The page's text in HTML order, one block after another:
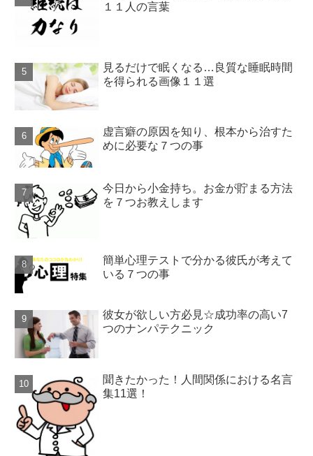
１１人の言葉
見るだけで眠くなる…良質な睡眠時間
を得られる画像１１選
虚言癖の原因を知り、根本から治すた
めに必要な７つの事
今日から小金持ち。お金が貯まる方法
を７つお教えします
簡単心理テストで分かる彼氏が考えて
いる７つの事
彼女が欲しい方必見☆成功率の高い7
つのナンパテクニック
聞きたかった！人間関係における名言
集11選！